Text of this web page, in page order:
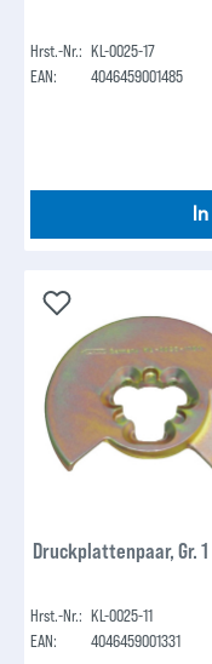
Hrst.-Nr.: KL-0025-17
EAN:
4046459001485
Druckplattenpaar, Gr.
Hrst.-Nr.: KL-0025-11
EAN:
4046459001331